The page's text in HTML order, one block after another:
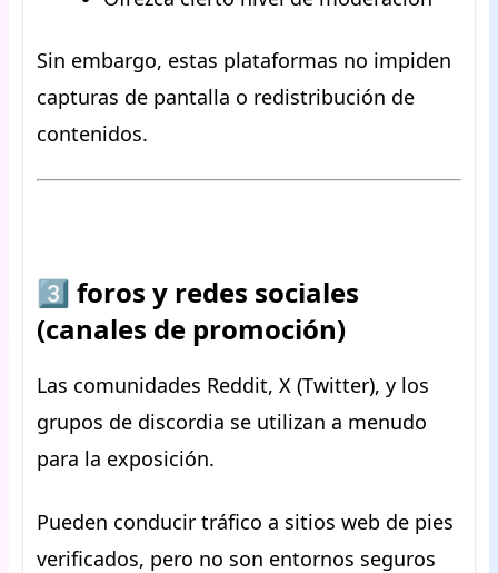
Sin embargo, estas plataformas no impiden
capturas de pantalla o redistribución de
contenidos.
3️⃣ foros y redes sociales
(canales de promoción)
Las comunidades Reddit, X (Twitter), y los
grupos de discordia se utilizan a menudo
para la exposición.
Pueden conducir tráfico a sitios web de pies
verificados, pero no son entornos seguros